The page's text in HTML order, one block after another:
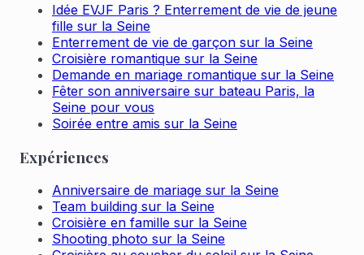
Idée EVJF Paris ? Enterrement de vie de jeune
fille sur la Seine
Enterrement de vie de garçon sur la Seine
Croisière romantique sur la Seine
Demande en mariage romantique sur la Seine
Fêter son anniversaire sur bateau Paris, la
Seine pour vous
Soirée entre amis sur la Seine
Expériences
Anniversaire de mariage sur la Seine
Team building sur la Seine
Croisière en famille sur la Seine
Shooting photo sur la Seine